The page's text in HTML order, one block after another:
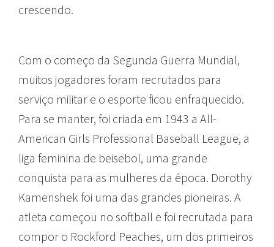
crescendo.
Com o começo da Segunda Guerra Mundial,
muitos jogadores foram recrutados para
serviço militar e o esporte ficou enfraquecido.
Para se manter, foi criada em 1943 a All-
American Girls Professional Baseball League, a
liga feminina de beisebol, uma grande
conquista para as mulheres da época. Dorothy
Kamenshek foi uma das grandes pioneiras. A
atleta começou no softball e foi recrutada para
compor o Rockford Peaches, um dos primeiros